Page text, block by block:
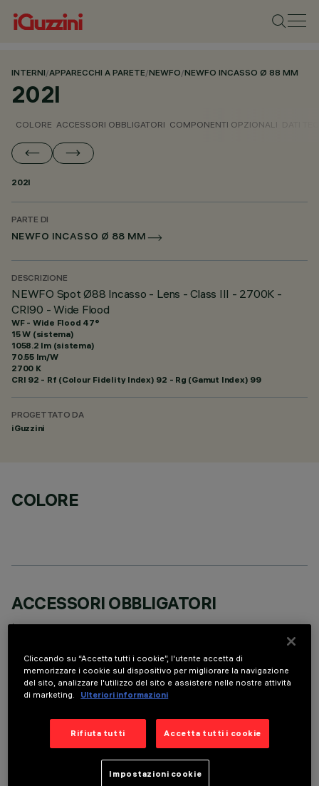
INTERNI/APPARECCHI A PARETE/NEWFO/NEWFO INCASSO Ø 88 MM
202I
COLORE ACCESSORI OBBLIGATORI COMPONENTI OPZIONALI
202I
PARTE DI
NEWFO INCASSO Ø 88 MM
DESCRIZIONE
NEWFO Spot Ø88 Incasso - Lens - Class III - 2700K -
CRI90 - Wide Flood
WF - Wide Flood 47°
15 W (sistema)
1058.2 lm (sistema)
70.55 lm/W
2700 K
CRI 92 - Rf (Colour Fidelity Index) 92 - Rg (Gamut Index) 99
PROGETTATO DA
iGuzzini
COLORE
ACCESSORI OBBLIGATORI
È necessario ordinare uno degli accessori obbligatori per installare e utilizzare correttamente il
COMPONENTI OPZIONALI
Cliccando su “Accetta tutti i cookie”, l'utente accetta di
memorizzare i cookie sul dispositivo per migliorare la navigazione
del sito, analizzare l'utilizzo del sito e assistere nelle nostre attività
di marketing.
Ulteriori informazioni
Rifiuta tutti Accetta tutti i cookie
Impostazioni cookie